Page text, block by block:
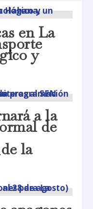
en La
y
a la
de
la